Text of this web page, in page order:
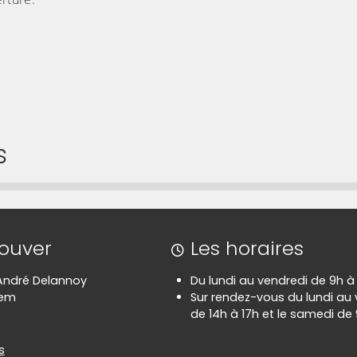
permet d'accéder directement à cette
Delannoy
Les horaires
Du lundi au vendredi de 9h à
Sur rendez-vous du lundi au
de 14h à 17h et le samedi de